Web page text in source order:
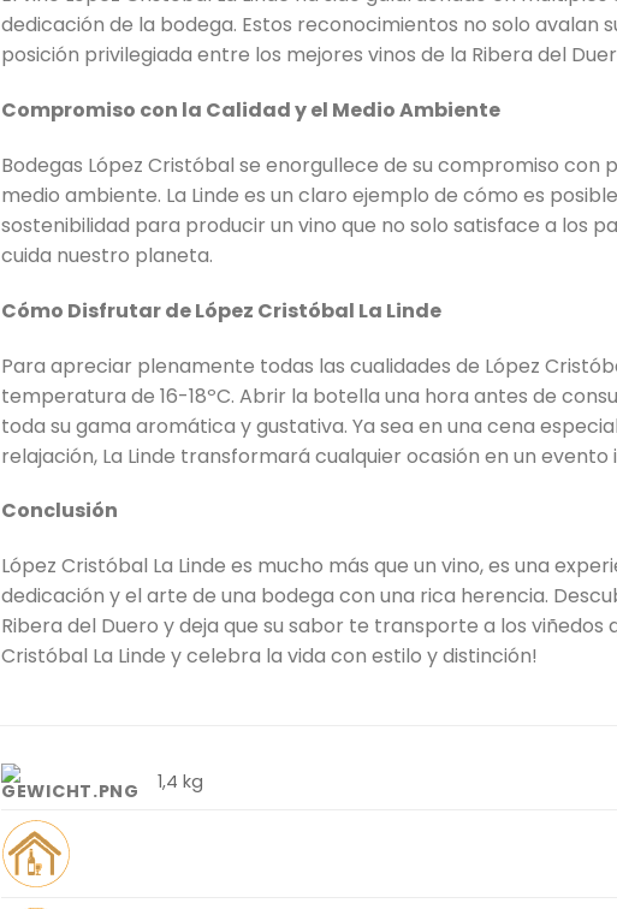
dedicación de la bodega. Estos reconocimientos no solo avalan
posición privilegiada entre los mejores vinos de la Ribera del
Compromiso con la Calidad y el Medio Ambiente
Bodegas López Cristóbal se enorgullece de su compromiso
medio ambiente. La Linde es un claro ejemplo de cómo es
sostenibilidad para producir un vino que no solo satisface a los
cuida nuestro planeta.
Cómo Disfrutar de López Cristóbal La Linde
Para apreciar plenamente todas las cualidades de López
temperatura de 16-18ºC. Abrir la botella una hora antes de
toda su gama aromática y gustativa. Ya sea en una cena
relajación, La Linde transformará cualquier ocasión en un evento
Conclusión
López Cristóbal La Linde es mucho más que un vino, es una
dedicación y el arte de una bodega con una rica herencia.
Ribera del Duero y deja que su sabor te transporte a los viñedos
Cristóbal La Linde y celebra la vida con estilo y distinción!
1,4 kg